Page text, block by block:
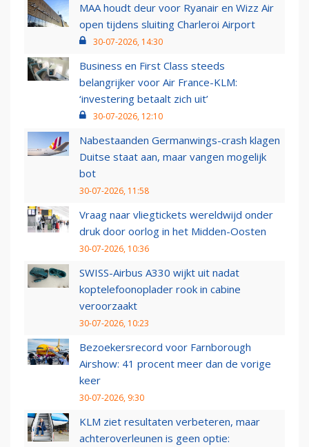
MAA houdt deur voor Ryanair en Wizz Air
open tijdens sluiting Charleroi Airport
30-07-2026, 14:30
Business en First Class steeds
belangrijker voor Air France-KLM:
‘investering betaalt zich uit’
30-07-2026, 12:10
Nabestaanden Germanwings-crash klagen
Duitse staat aan, maar vangen mogelijk
bot
30-07-2026, 11:58
Vraag naar vliegtickets wereldwijd onder
druk door oorlog in het Midden-Oosten
30-07-2026, 10:36
SWISS-Airbus A330 wijkt uit nadat
koptelefoonoplader rook in cabine
veroorzaakt
30-07-2026, 10:23
Bezoekersrecord voor Farnborough
Airshow: 41 procent meer dan de vorige
keer
30-07-2026, 9:30
KLM ziet resultaten verbeteren, maar
achteroverleunen is geen optie: